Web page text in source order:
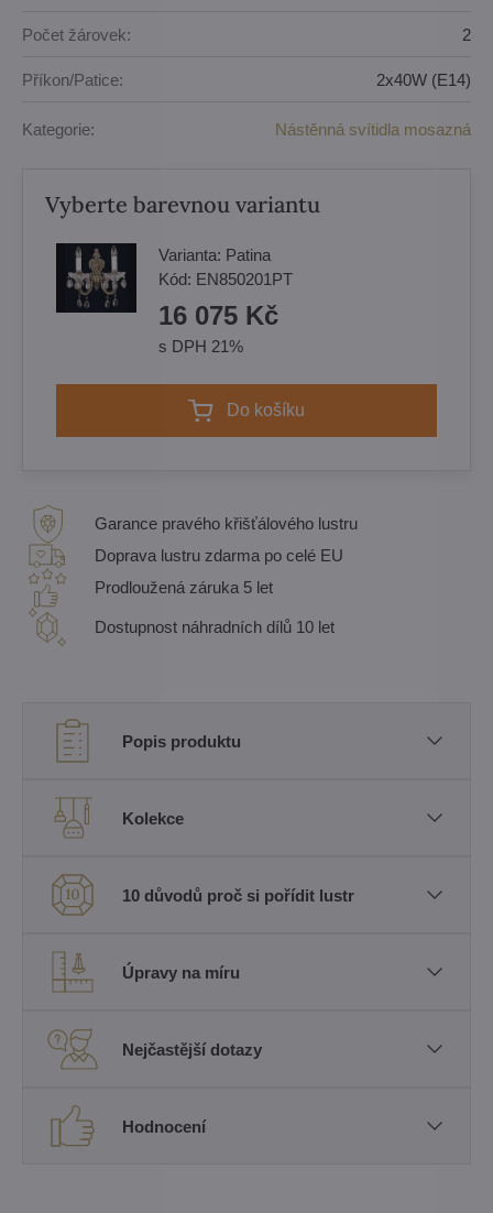
Počet žárovek: 2
Příkon/Patice: 2x40W (E14)
Kategorie: Nástěnná svítidla mosazná
Vyberte barevnou variantu
Varianta: Patina
Kód: EN850201PT
16 075 Kč
s DPH 21%
Do košíku
Garance pravého křišťálového lustru
Doprava lustru zdarma po celé EU
Prodloužená záruka 5 let
Dostupnost náhradních dílů 10 let
Popis produktu
Kolekce
10 důvodů proč si pořídit lustr
Úpravy na míru
Nejčastější dotazy
Hodnocení